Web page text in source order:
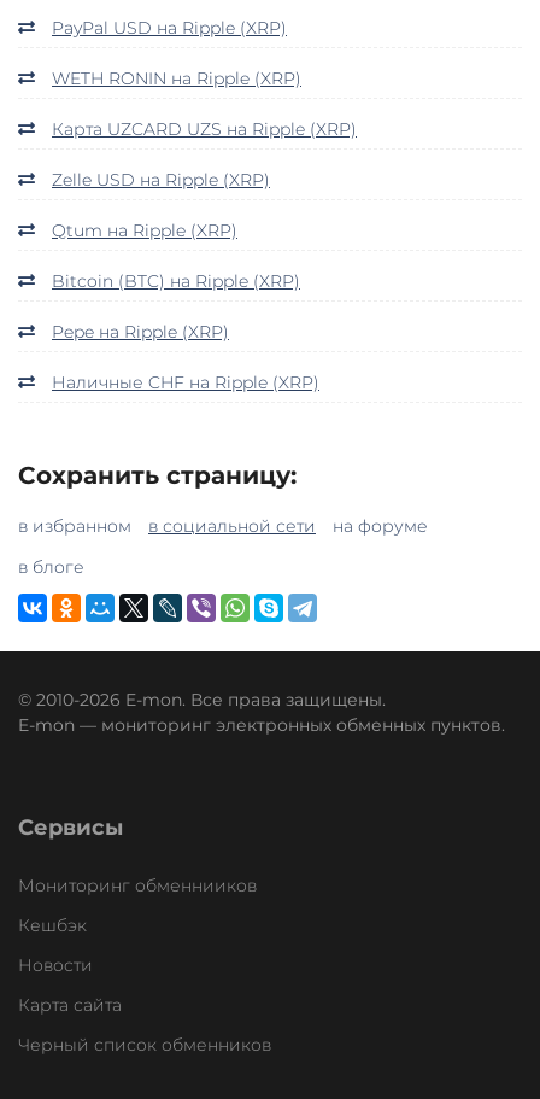
PayPal USD на Ripple (XRP)
WETH RONIN на Ripple (XRP)
Карта UZCARD UZS на Ripple (XRP)
Zelle USD на Ripple (XRP)
Qtum на Ripple (XRP)
Bitcoin (BTC) на Ripple (XRP)
Pepe на Ripple (XRP)
Наличные CHF на Ripple (XRP)
Сохранить страницу:
в избранном в социальной сети
на форуме
в блоге
© 2010-2026 E-mon. Все права защищены.
E-mon — мониторинг электронных обменных пунктов.
Сервисы
Мониторинг обменнииков
Кешбэк
Новости
Карта сайта
Черный список обменников